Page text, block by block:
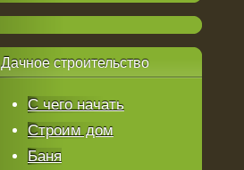
Дачноестроительство
С чего начать
Строим дом
Баня